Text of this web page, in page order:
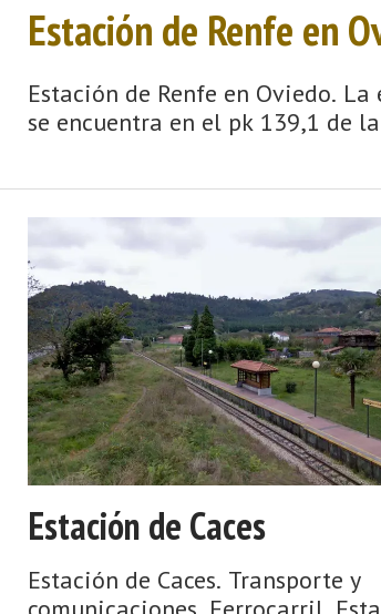
Estación de Renfe en
Estación de Renfe en Oviedo.
se encuentra en el pk 139,1 de
Estación de Caces
Estación de Caces. Transporte y